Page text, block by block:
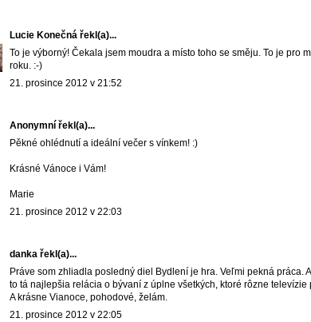
Lucie Konečná řekl(a)...
To je výborný! Čekala jsem moudra a místo toho se směju. To je pro
roku. :-)
21. prosince 2012 v 21:52
Anonymní řekl(a)...
Pěkné ohlédnutí a ideální večer s vínkem! :)
Krásné Vánoce i Vám!
Marie
21. prosince 2012 v 22:03
danka řekl(a)...
Práve som zhliadla posledný diel Bydlení je hra. Veľmi pekná práca.
to tá najlepšia relácia o bývaní z úplne všetkých, ktoré rôzne televízie
A krásne Vianoce, pohodové, želám.
21. prosince 2012 v 22:05